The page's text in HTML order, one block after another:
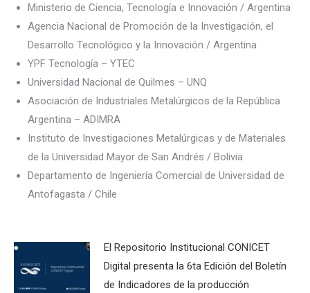
Ministerio de Ciencia, Tecnología e Innovación / Argentina
Agencia Nacional de Promoción de la Investigación, el
Desarrollo Tecnológico y la Innovación / Argentina
YPF Tecnología – YTEC
Universidad Nacional de Quilmes – UNQ
Asociación de Industriales Metalúrgicos de la República
Argentina – ADIMRA
Instituto de Investigaciones Metalúrgicas y de Materiales
de la Universidad Mayor de San Andrés / Bolivia
Departamento de Ingeniería Comercial de Universidad de
Antofagasta / Chile
El Repositorio Institucional CONICET
Digital presenta la 6ta Edición del Boletín
de Indicadores de la producción